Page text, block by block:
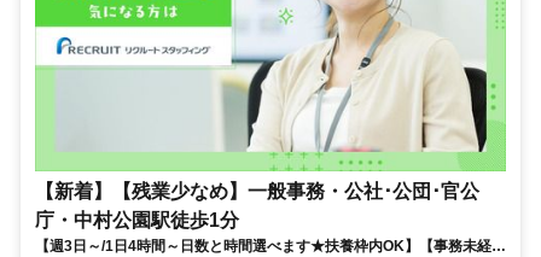
【新着】【残業少なめ】一般事務・公社･公団･官公
庁・中村公園駅徒歩1分
【週3日～/1日4時間～日数と時間選べます★扶養枠内OK】【事務未経験